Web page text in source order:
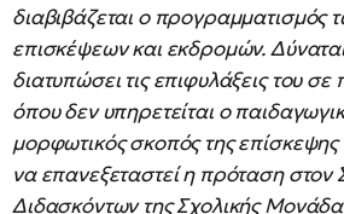
διαβιβάζεται ο προγραμματισμός
επισκέψεων και εκδρομών.
διατυπώσει τις επιφυλάξεις του σε
όπου δεν υπηρετείται ο
μορφωτικός σκοπός της
να επανεξεταστεί η πρόταση στον
Διδασκόντων της Σχολικής